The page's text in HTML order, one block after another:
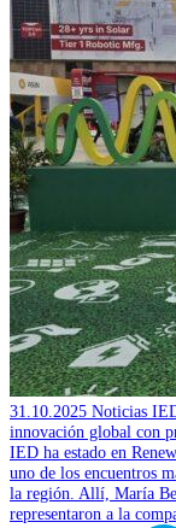
31.10.2025 Noticias
innovación global con
IED ha estado en
uno de los encuentros
la región. Allí, María
representaron a la